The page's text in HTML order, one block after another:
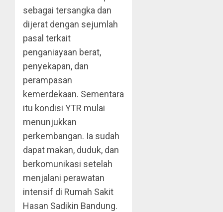
sebagai tersangka dan
dijerat dengan sejumlah
pasal terkait
penganiayaan berat,
penyekapan, dan
perampasan
kemerdekaan. Sementara
itu kondisi YTR mulai
menunjukkan
perkembangan. Ia sudah
dapat makan, duduk, dan
berkomunikasi setelah
menjalani perawatan
intensif di Rumah Sakit
Hasan Sadikin Bandung.